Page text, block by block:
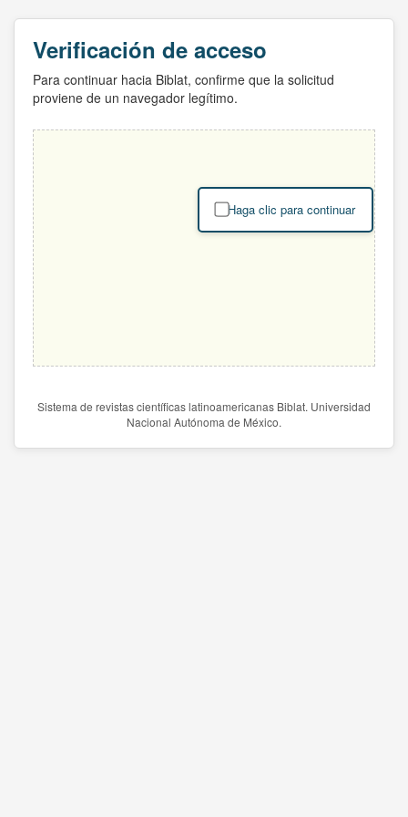
Verificación de acceso
Para continuar hacia Biblat, confirme que la solicitud
proviene de un navegador legítimo.
Haga clic para continuar
Sistema de revistas científicas latinoamericanas Biblat. Universidad
Nacional Autónoma de México.